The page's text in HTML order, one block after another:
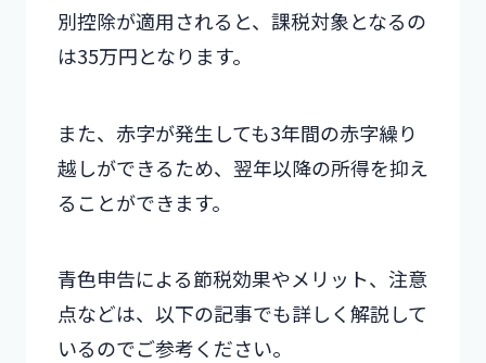
別控除が適用されると、課税対象となるの
は35万円となります。
また、赤字が発生しても3年間の赤字繰り
越しができるため、翌年以降の所得を抑え
ることができます。
青色申告による節税効果やメリット、注意
点などは、以下の記事でも詳しく解説して
いるのでご参考ください。